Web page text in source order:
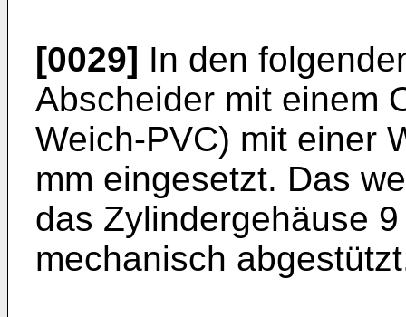
[0029] In den
Abscheider mit einem
Weich-PVC) mit einer
mm eingesetzt. Das
das Zylindergehäuse
mechanisch